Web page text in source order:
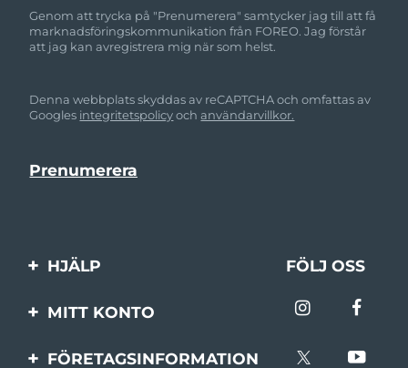
Genom att trycka på "Prenumerera" samtycker jag till att få
marknadsföringskommunikation från FOREO. Jag förstår
att jag kan avregistrera mig när som helst.
Denna webbplats skyddas av reCAPTCHA och omfattas av
Googles integritetspolicyochanvändarvillkor.
HJÄLP
Kontakta oss
FÖLJ OSS
MITT KONTO
Produktregistrering
FÖRETAGSINFORMATION